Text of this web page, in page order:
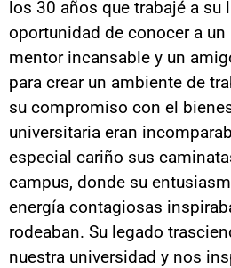
los 30 años que trabajé a su
oportunidad de conocer a
mentor incansable y un
para crear un ambiente de
su compromiso con el
universitaria eran
especial cariño sus
campus, donde su
energía contagiosas
rodeaban. Su legado
nuestra universidad y nos